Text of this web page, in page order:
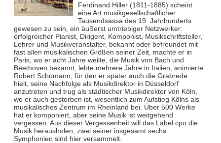
Ferdinand Hiller (1811-1885) scheint
eine Art musikgesellschaftlicher
Tausendsassa des 19. Jahrhunderts
gewesen zu sein, ein äußerst umtriebiger Netzwerker:
erfolgreicher Pianist, Dirigent, Komponist, Musikschriftsteller,
Lehrer und Musikveranstalter, bekannt oder befreundet mit
fast allen musikalischen Größen seiner Zeit, machte er in
Paris, wo er acht Jahre weilte, die Musik von Bach und
Beethoven bekannt, lebte mehrere Jahre in Italien, animierte
Robert Schumann, für den er später auch die Grabrede
hielt, seine Nachfolge als Musikdirektor in Düsseldorf
anzutreten und trug als städtischer Musikdirektor von Köln,
wo er auch gestorben ist, wesentlich zum Aufstieg Kölns als
musikalisches Zentrum im Rheinland bei. Über 500 Werke
hat er komponiert, aber seine Musik ist weitgehend
vergessen. Aus dieser Vergessenheit will das Label cpo die
Musik herausholen, zwei seiner insgesamt sechs
Symphonien sind hier versammelt.